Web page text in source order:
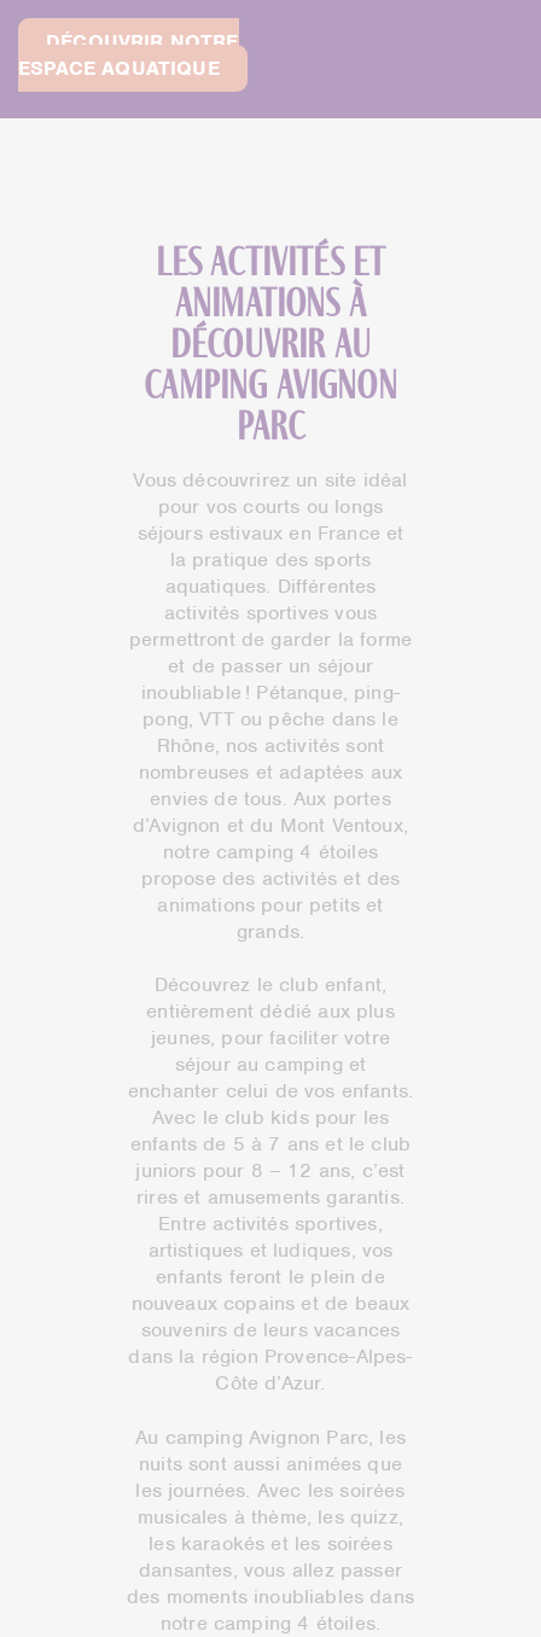
DÉCOUVRIR NOTRE
ESPACE AQUATIQUE
Les activités et
animations à
découvrir au
camping Avignon
Parc
Vous découvrirez un site idéal
pour vos courts ou longs
séjours estivaux en France et
la pratique des sports
aquatiques. Différentes
activités sportives vous
permettront de garder la forme
et de passer un séjour
inoubliable ! Pétanque, ping-
pong, VTT ou pêche dans le
Rhône, nos activités sont
nombreuses et adaptées aux
envies de tous. Aux portes
d’Avignon et du Mont Ventoux,
notre camping 4 étoiles
propose des activités et des
animations pour petits et
grands.
Découvrez le club enfant,
entièrement dédié aux plus
jeunes, pour faciliter votre
séjour au camping et
enchanter celui de vos enfants.
Avec le club kids pour les
enfants de 5 à 7 ans et le club
juniors pour 8 – 12 ans, c’est
rires et amusements garantis.
Entre activités sportives,
artistiques et ludiques, vos
enfants feront le plein de
nouveaux copains et de beaux
souvenirs de leurs vacances
dans la région Provence-Alpes-
Côte d’Azur.
Au camping Avignon Parc, les
nuits sont aussi animées que
les journées. Avec les soirées
musicales à thème, les quizz,
les karaokés et les soirées
dansantes, vous allez passer
des moments inoubliables dans
notre camping 4 étoiles.